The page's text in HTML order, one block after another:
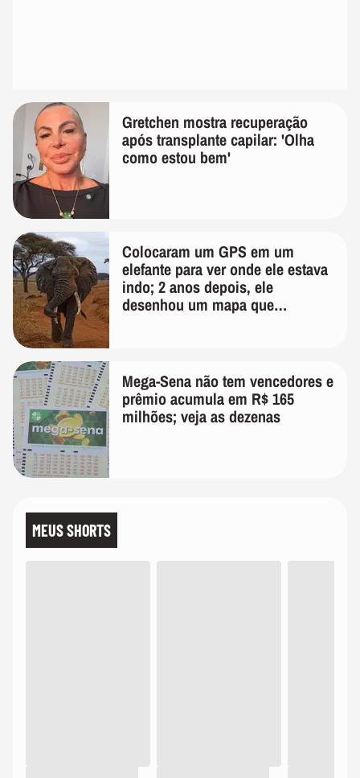
Gretchen mostra recuperação
após transplante capilar: 'Olha
como estou bem'
Colocaram um GPS em um
elefante para ver onde ele estava
indo; 2 anos depois, ele
desenhou um mapa que
Mega-Sena não tem vencedores e
prêmio acumula em R$ 165
milhões; veja as dezenas
MEUS SHORTS